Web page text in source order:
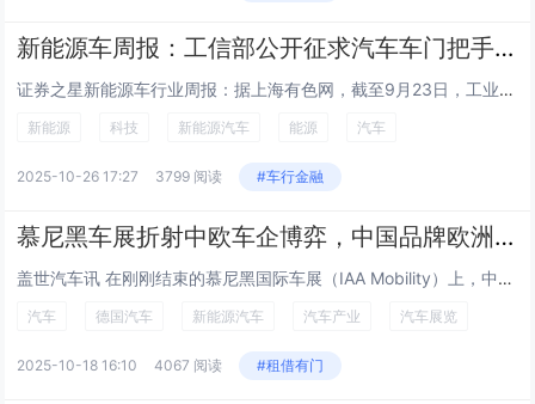
新能源车周报：工信部公开征求汽车车门把手相关强制性国家标准
证券之星新能源车行业周报：据上海有色网，截至9月23日，工业级碳酸锂7.075-7.195万元/吨，均价7.135万元/吨，环比上一工作日下降150元/吨。 碳酸锂期货价格延续震荡走势，主力合约处在7.21-7.45万元/吨之间震荡。上午期...
新能源 科技 新能源汽车 能源 汽车
2025-10-26 17:27 3799 阅读 #车行金融
慕尼黑车展折射中欧车企博弈，中国品牌欧洲攻势加速
盖世汽车讯 在刚刚结束的慕尼黑国际车展（IAA Mobility）上，中国和欧洲的汽车制造商展开了较量，欧洲大陆汽车市场的竞争正在加剧，传统车企如大众、宝马，纷纷推出多款电动化新车型，力图在欧洲本土抵御中国电动汽车巨头比亚迪以及广...
汽车 德国汽车 新能源汽车 汽车产业 汽车展览
2025-10-18 16:10 4067 阅读 #租借有门